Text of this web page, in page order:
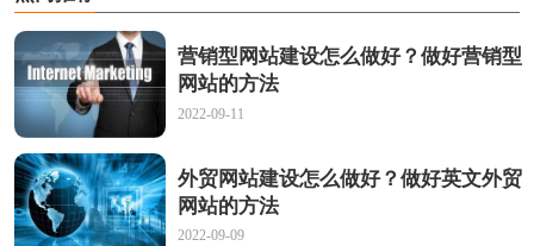
营销型网站建设怎么做好？做好营销型
网站的方法
2022-09-11
外贸网站建设怎么做好？做好英文外贸
网站的方法
2022-09-09